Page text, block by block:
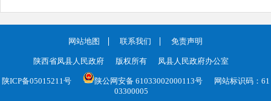
网站地图 联系我们 免责声明
陕西省凤县人民政府 版权所有 凤县人民政府办公室
陕ICP备05015211号 陕公网安备 61033002000113号
网站标识码：61
03300005